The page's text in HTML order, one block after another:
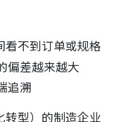
看不到订单或规格
偏差越来越大
追溯
型）的制造企业